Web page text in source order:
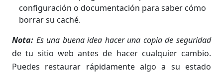
configuración o documentación para saber cómo
borrar su caché.
Nota: Es una buena idea hacer una copia de seguridad
de tu sitio web antes de hacer cualquier cambio.
Puedes restaurar rápidamente algo a su estado